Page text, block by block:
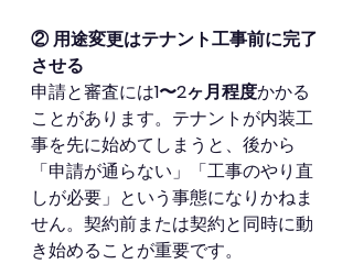
② 用途変更はテナント工事前に完了
させる
申請と審査には1〜2ヶ月程度かかる
ことがあります。テナントが内装工
事を先に始めてしまうと、後から
「申請が通らない」「工事のやり直
しが必要」という事態になりかねま
せん。契約前または契約と同時に動
き始めることが重要です。